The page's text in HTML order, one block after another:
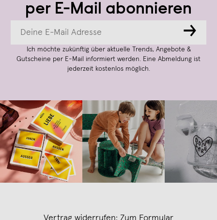
per E-Mail abonnieren
→
Ich möchte zukünftig über aktuelle Trends, Angebote &
Gutscheine per E-Mail informiert werden. Eine Abmeldung ist
jederzeit kostenlos möglich.
Vertrag widerrufen: Zum Formular